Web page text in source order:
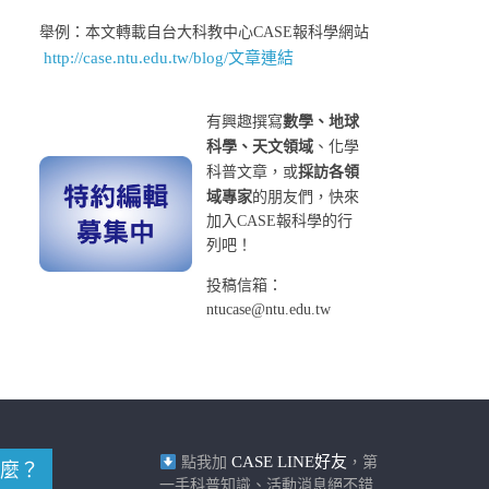
舉例：本文轉載自台大科教中心CASE報科學網站
http://case.ntu.edu.tw/blog/文章連結
有興趣撰寫數學、地球
科學、天文領域 、化學
科普文章，或採訪各領
域專家的朋友們，快來
加入CASE報科學的行
列吧！
投稿信箱：
ntucase@ntu.edu.tw
？ 點我加 CASE LINE好友 ，第
一手科普知識、活動消息絕不錯